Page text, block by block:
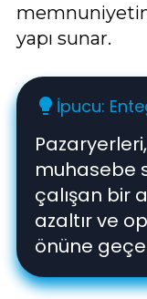
yapı sunar.
lightbulb İpucu:
muhasebe
çalışan bir
azaltır ve
önüne